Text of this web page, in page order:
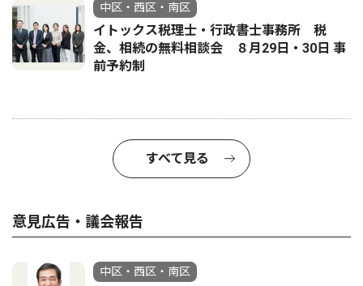
中区・西区・南区
イトックス税理士・行政書士事務所 税
金、相続の無料相談会 ８月29日・30日 事
前予約制
すべて見る
意見広告・議会報告
中区・西区・南区